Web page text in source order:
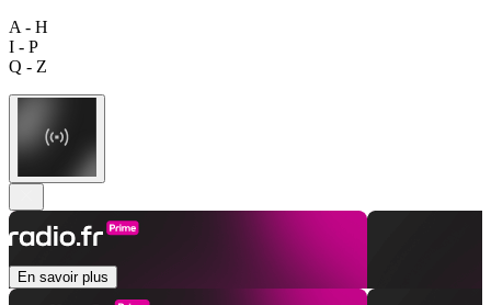
A - H
I - P
Q - Z
En savoir plus